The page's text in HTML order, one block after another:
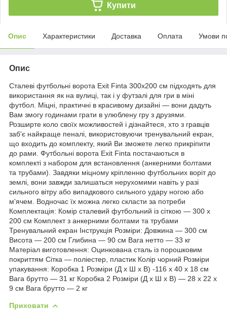
Купити
Опис Характеристики Доставка Оплата Умови
Опис
Сталеві футбольні ворота Exit Finta 300x200 см підходять для
використання як на вулиці, так і у футзалі для гри в міні
футбол. Міцні, практичні в красивому дизайні — вони дадуть
Вам змогу годинами грати в улюблену гру з друзями.
Розширте коло своїх можливостей і дізнайтеся, хто з гравців
заб'є найкраще пеналі, використовуючи тренувальний екран,
що входить до комплекту, який Ви зможете легко прикріпити
до рами. Футбольні ворота Exit Finta постачаються в
комплекті з набором для встановлення (анкерними болтами
та трубами). Завдяки міцному кріпленню футбольних воріт до
землі, вони завжди залишаться нерухомими навіть у разі
сильного вітру або випадкового сильного удару ногою або
м'ячем. Водночас їх можна легко скласти за потреби
Комплектація: Комір сталевий футбольний із сіткою — 300 х
200 см Комплект з анкерними болтами та трубами
Тренувальний екран Інструкція Розміри: Довжина — 300 см
Висота — 200 см Глибина — 90 см Вага нетто — 33 кг
Матеріал виготовлення: Оцинкована сталь із порошковим
покриттям Сітка — поліестер, пластик Колір чорний Розміри
упакування: Коробка 1 Розміри (Д х Ш х В) -116 х 40 х 18 см
Вага брутто — 31 кг Коробка 2 Розміри (Д х Ш х В) — 28 х 22 х
9 см Вага брутто — 2 кг
Приховати